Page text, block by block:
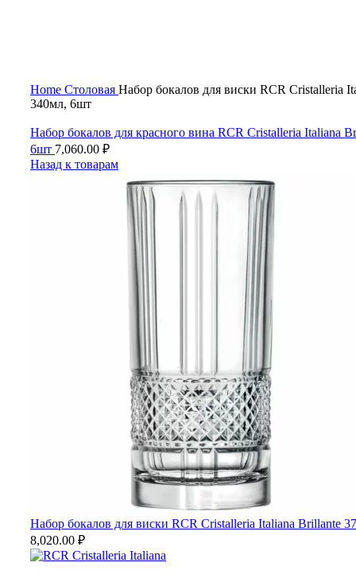
Home Столовая Набор бокалов для виски RCR Cristalleria
340мл, 6шт
Набор бокалов для красного вина RCR Cristalleria Italiana
6шт 7,060.00 ₽
Назад к товарам
Набор бокалов для виски RCR Cristalleria Italiana Brillante
8,020.00 ₽